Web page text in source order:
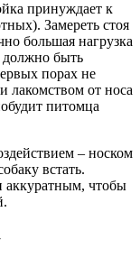
принуждает к
Замереть стоя
большая нагрузка
должно быть
порах не
лакомством от носа
питомца
– носком
встать.
чтобы